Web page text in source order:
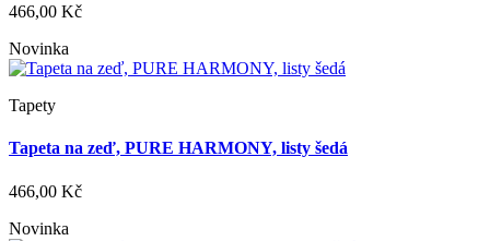
466,00 Kč
Novinka
Tapety
Tapeta na zeď, PURE HARMONY, listy šedá
466,00 Kč
Novinka